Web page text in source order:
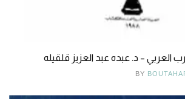
العربي – د. عبده عبد العزيز قلقيله
BY